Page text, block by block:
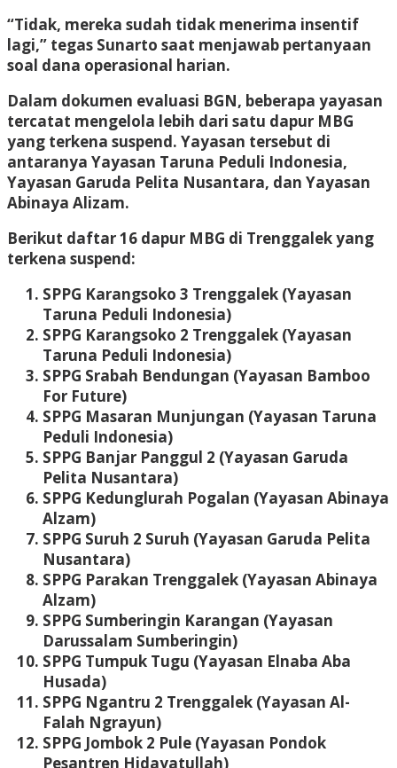
“Tidak, mereka sudah tidak menerima insentif
lagi,” tegas Sunarto saat menjawab pertanyaan
soal dana operasional harian.
Dalam dokumen evaluasi BGN, beberapa yayasan
tercatat mengelola lebih dari satu dapur MBG
yang terkena suspend. Yayasan tersebut di
antaranya Yayasan Taruna Peduli Indonesia,
Yayasan Garuda Pelita Nusantara, dan Yayasan
Abinaya Alizam.
Berikut daftar 16 dapur MBG di Trenggalek yang
terkena suspend:
SPPG Karangsoko 3 Trenggalek (Yayasan
Taruna Peduli Indonesia)
SPPG Karangsoko 2 Trenggalek (Yayasan
Taruna Peduli Indonesia)
SPPG Srabah Bendungan (Yayasan Bamboo
For Future)
SPPG Masaran Munjungan (Yayasan Taruna
Peduli Indonesia)
SPPG Banjar Panggul 2 (Yayasan Garuda
Pelita Nusantara)
SPPG Kedunglurah Pogalan (Yayasan Abinaya
Alzam)
SPPG Suruh 2 Suruh (Yayasan Garuda Pelita
Nusantara)
SPPG Parakan Trenggalek (Yayasan Abinaya
Alzam)
SPPG Sumberingin Karangan (Yayasan
Darussalam Sumberingin)
SPPG Tumpuk Tugu (Yayasan Elnaba Aba
Husada)
SPPG Ngantru 2 Trenggalek (Yayasan Al-
Falah Ngrayun)
SPPG Jombok 2 Pule (Yayasan Pondok
Pesantren Hidayatullah)